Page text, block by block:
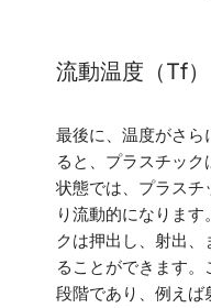
流動温度（Tf
最後に、温度がさら
ると、プラスチック
状態では、プラスチ
り流動的になりま
クは押出し、射出
ることができます
段階であり、例えば